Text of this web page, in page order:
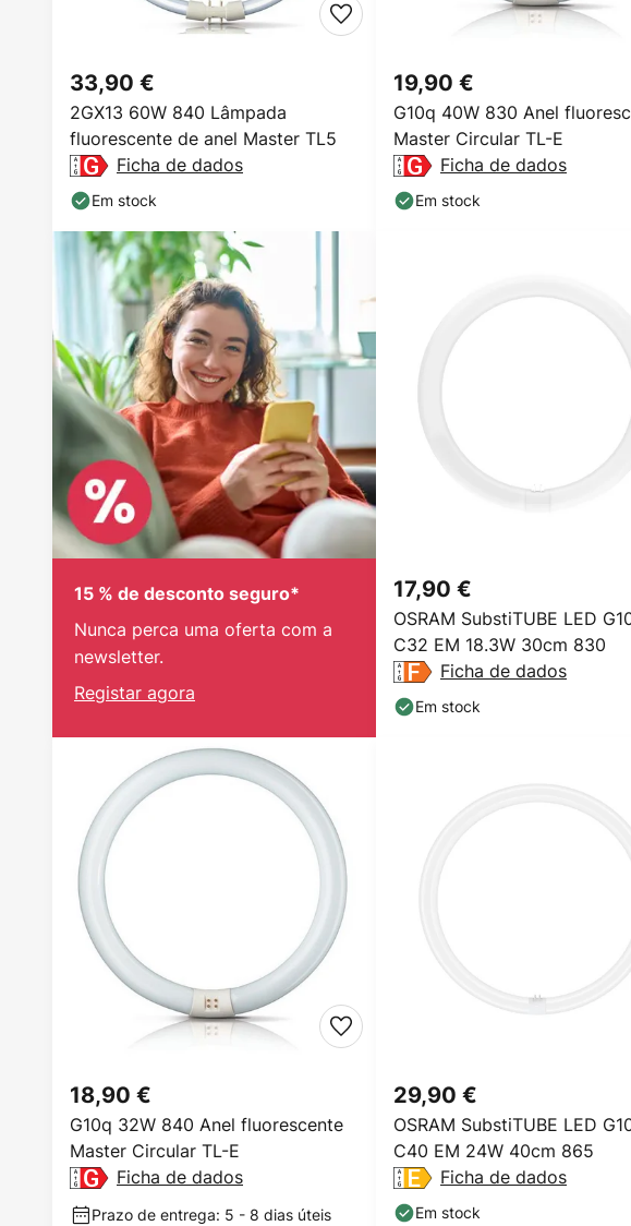
2GX13 60W 840 Lâmpada
fluorescente de anel Master TL5
33,90 €
Ficha de dados
Em stock
G10q 40W 830 Anel
Master Circular TL-E
19,90 €
Ficha de dados
Em stock
15 % de desconto seguro*
Nunca perca uma oferta com a
newsletter.
Registar agora
OSRAM SubstiTUBE LED
C32 EM 18.3W 30cm 830
17,90 €
Ficha de dados
Em stock
G10q 32W 840 Anel fluorescente
Master Circular TL-E
18,90 €
Ficha de dados
Prazo de entrega: 5 - 8 dias úteis
OSRAM SubstiTUBE LED
C40 EM 24W 40cm 865
29,90 €
Ficha de dados
Em stock